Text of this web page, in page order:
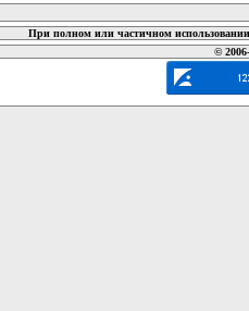
При полном или частичном
©